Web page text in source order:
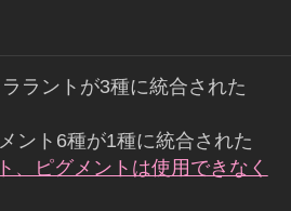
ラントが3種に統合された
ント6種が1種に統合された
、ピグメントは使用できなく